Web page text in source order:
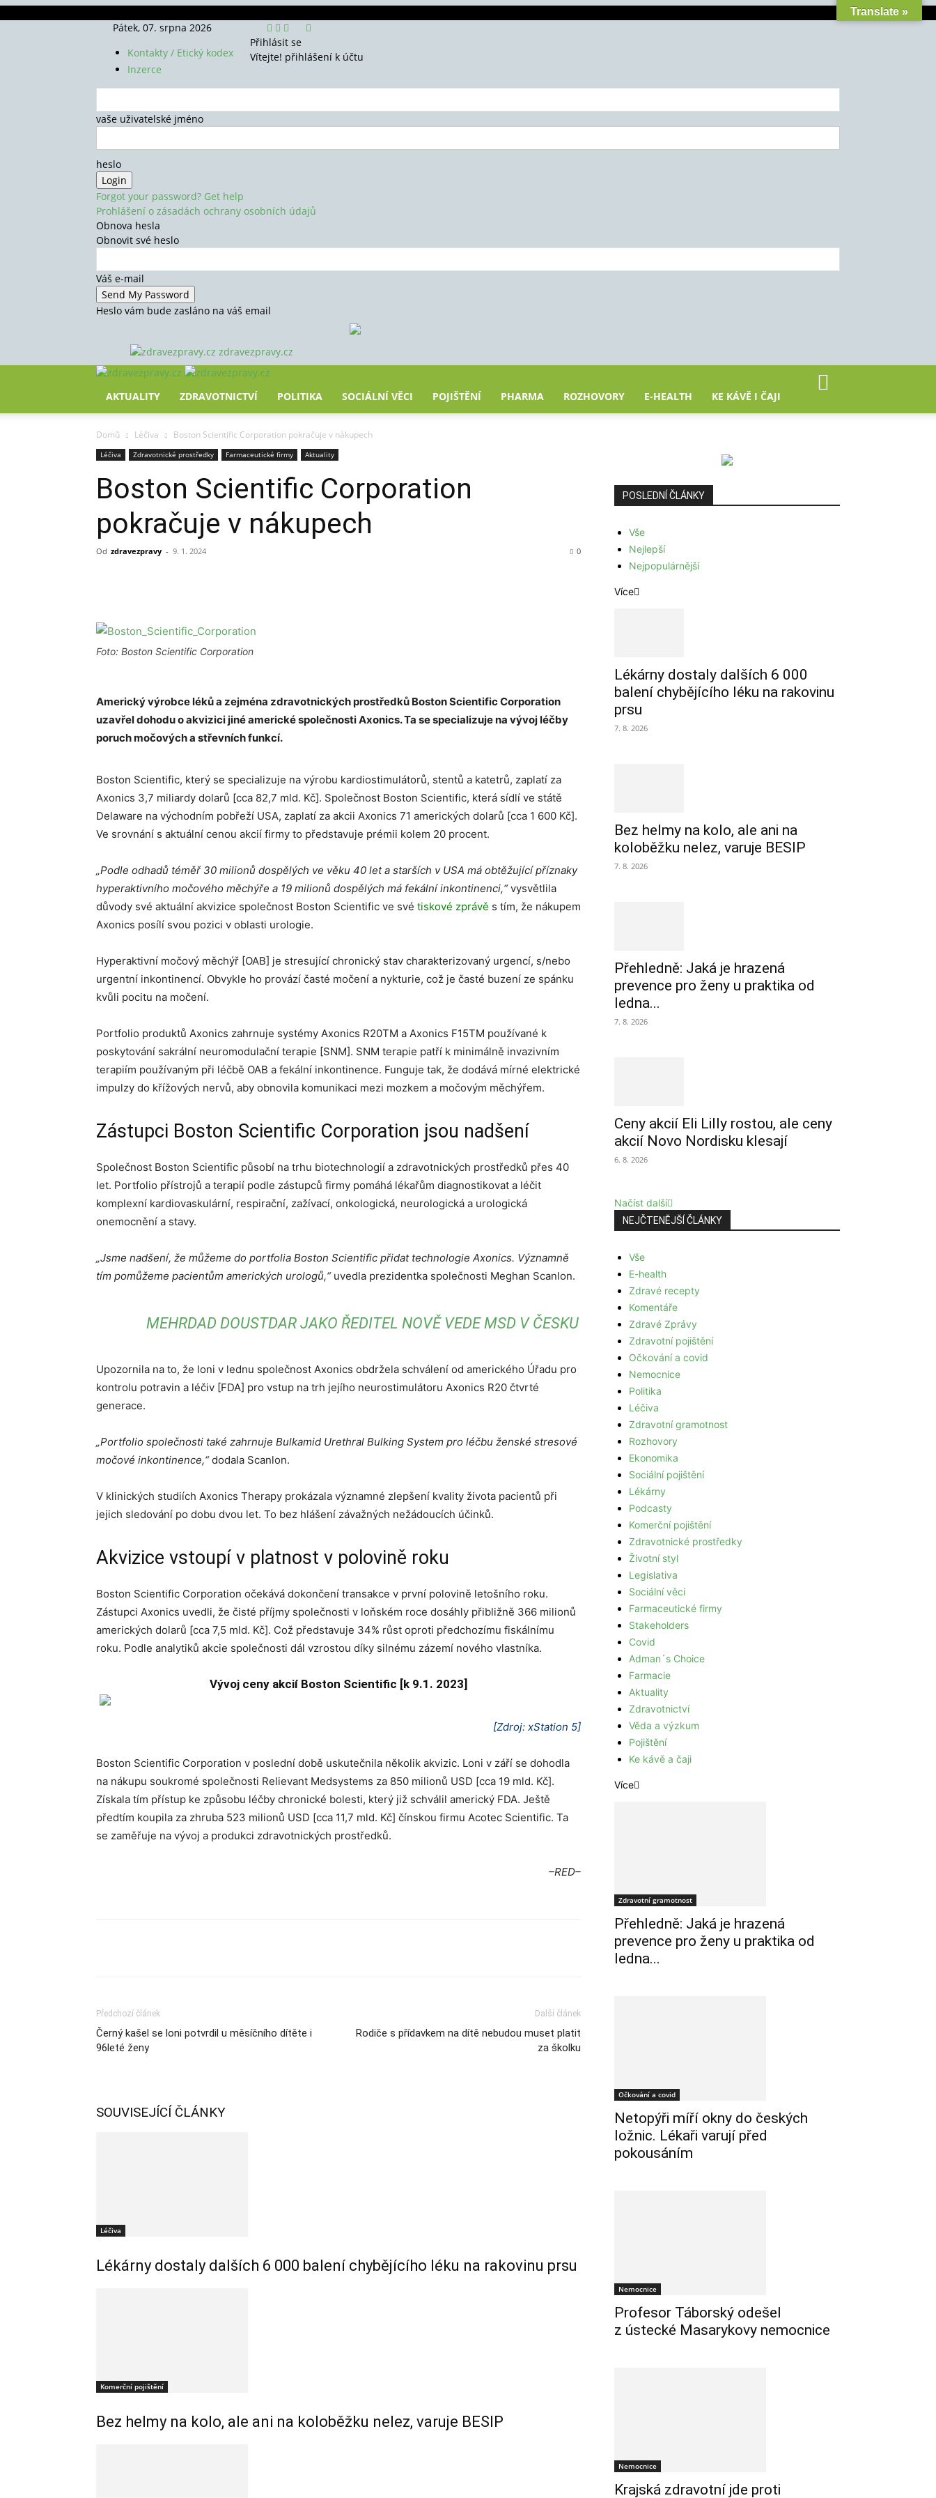
Pátek, 07. srpna 2026
Kontakty / Etický kodex
Inzerce
Přihlásit se
Vítejte! přihlášení k účtu
vaše uživatelské jméno
heslo
Forgot your password? Get help
Prohlášení o zásadách ochrany osobních údajů
Obnova hesla
Obnovit své heslo
Váš e-mail
Heslo vám bude zasláno na váš email
zdravezpravy.cz
AKTUALITY ZDRAVOTNICTVÍ POLITIKA SOCIÁLNÍ VĚCI POJIŠTĚNÍ PHARMA ROZHOVORY E-HEALTH KE KÁVĚ I ČAJI
Domů Léčiva Boston Scientific Corporation pokračuje v nákupech
Léčiva Zdravotnické prostředky Farmaceutické firmy Aktuality
Boston Scientific Corporation
pokračuje v nákupech
Od zdravezpravy - 9. 1. 2024 0
Foto: Boston Scientific Corporation
Americký výrobce léků a zejména zdravotnických prostředků Boston Scientific Corporation
uzavřel dohodu o akvizici jiné americké společnosti Axonics. Ta se specializuje na vývoj léčby
poruch močových a střevních funkcí.
Boston Scientific, který se specializuje na výrobu kardiostimulátorů, stentů a katetrů, zaplatí za
Axonics 3,7 miliardy dolarů [cca 82,7 mld. Kč]. Společnost Boston Scientific, která sídlí ve státě
Delaware na východním pobřeží USA, zaplatí za akcii Axonics 71 amerických dolarů [cca 1 600 Kč].
Ve srovnání s aktuální cenou akcií firmy to představuje prémii kolem 20 procent.
„Podle odhadů téměř 30 milionů dospělých ve věku 40 let a starších v USA má obtěžující příznaky
hyperaktivního močového měchýře a 19 milionů dospělých má fekální inkontinenci,“vysvětlila
důvody své aktuální akvizice společnost Boston Scientific ve své tiskové zprávě s tím, že nákupem
Axonics posílí svou pozici v oblasti urologie.
Hyperaktivní močový měchýř [OAB] je stresující chronický stav charakterizovaný urgencí, s/nebo
urgentní inkontinencí. Obvykle ho provází časté močení a nykturie, což je časté buzení ze spánku
kvůli pocitu na močení.
Portfolio produktů Axonics zahrnuje systémy Axonics R20TM a Axonics F15TM používané k
poskytování sakrální neuromodulační terapie [SNM]. SNM terapie patří k minimálně invazivním
terapiím používaným při léčbě OAB a fekální inkontinence. Funguje tak, že dodává mírné elektrické
impulzy do křížových nervů, aby obnovila komunikaci mezi mozkem a močovým měchýřem.
Zástupci Boston Scientific Corporation jsou nadšení
Společnost Boston Scientific působí na trhu biotechnologií a zdravotnických prostředků přes 40
let. Portfolio přístrojů a terapií podle zástupců firmy pomáhá lékařům diagnostikovat a léčit
komplexní kardiovaskulární, respirační, zažívací, onkologická, neurologická a urologická
onemocnění a stavy.
„Jsme nadšení, že můžeme do portfolia Boston Scientific přidat technologie Axonics. Významně
tím pomůžeme pacientům amerických urologů,“uvedla prezidentka společnosti Meghan Scanlon.
MEHRDAD DOUSTDAR JAKO ŘEDITEL NOVĚ VEDE MSD V ČESKU
Upozornila na to, že loni v lednu společnost Axonics obdržela schválení od amerického Úřadu pro
kontrolu potravin a léčiv [FDA] pro vstup na trh jejího neurostimulátoru Axonics R20 čtvrté
generace.
„Portfolio společnosti také zahrnuje Bulkamid Urethral Bulking System pro léčbu ženské stresové
močové inkontinence,“dodala Scanlon.
V klinických studiích Axonics Therapy prokázala významné zlepšení kvality života pacientů při
jejich sledování po dobu dvou let. To bez hlášení závažných nežádoucích účinků.
Akvizice vstoupí v platnost v polovině roku
Boston Scientific Corporation očekává dokončení transakce v první polovině letošního roku.
Zástupci Axonics uvedli, že čisté příjmy společnosti v loňském roce dosáhly přibližně 366 milionů
amerických dolarů [cca 7,5 mld. Kč]. Což představuje 34% růst oproti předchozímu fiskálnímu
roku. Podle analytiků akcie společnosti dál vzrostou díky silnému zázemí nového vlastníka.
Vývoj ceny akcií Boston Scientific [k 9.1. 2023]
[Zdroj: xStation 5]
Boston Scientific Corporation v poslední době uskutečnila několik akvizic. Loni v září se dohodla
na nákupu soukromé společnosti Relievant Medsystems za 850 milionů USD [cca 19 mld. Kč].
Získala tím přístup ke způsobu léčby chronické bolesti, který již schválil americký FDA. Ještě
předtím koupila za zhruba 523 milionů USD [cca 11,7 mld. Kč] čínskou firmu Acotec Scientific. Ta
se zaměřuje na vývoj a produkci zdravotnických prostředků.
–RED–
Předchozí článek
Černý kašel se loni potvrdil u měsíčního dítěte i
96leté ženy
Další článek
Rodiče s přídavkem na dítě nebudou muset platit
za školku
SOUVISEJÍCÍ ČLÁNKY
Léčiva
Lékárny dostaly dalších 6 000 balení chybějícího léku na rakovinu prsu
Komerční pojištění
Bez helmy na kolo, ale ani na koloběžku nelez, varuje BESIP
POSLEDNÍ ČLÁNKY
Vše
Nejlepší
Nejpopulárnější
Více
Lékárny dostaly dalších 6 000
balení chybějícího léku na rakovinu
prsu
7. 8. 2026
Bez helmy na kolo, ale ani na
koloběžku nelez, varuje BESIP
7. 8. 2026
Přehledně: Jaká je hrazená
prevence pro ženy u praktika od
ledna...
7. 8. 2026
Ceny akcií Eli Lilly rostou, ale ceny
akcií Novo Nordisku klesají
6. 8. 2026
Načíst další
NEJČTENĚJŠÍ ČLÁNKY
Vše
E-health
Zdravé recepty
Komentáře
Zdravé Zprávy
Zdravotní pojištění
Očkování a covid
Nemocnice
Politika
Léčiva
Zdravotní gramotnost
Rozhovory
Ekonomika
Sociální pojištění
Lékárny
Podcasty
Komerční pojištění
Zdravotnické prostředky
Životní styl
Legislativa
Sociální věci
Farmaceutické firmy
Stakeholders
Covid
Adman´s Choice
Farmacie
Aktuality
Zdravotnictví
Věda a výzkum
Pojištění
Ke kávě a čaji
Více
Zdravotní gramotnost
Přehledně: Jaká je hrazená
prevence pro ženy u praktika od
ledna...
Očkování a covid
Netopýři míří okny do českých
ložnic. Lékaři varují před
pokousáním
Nemocnice
Profesor Táborský odešel
z ústecké Masarykovy nemocnice
Nemocnice
Krajská zdravotní jde proti
Translate »